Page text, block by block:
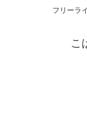
フリーラ
こ